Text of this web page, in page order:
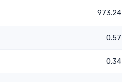
973.24
0.57
0.34